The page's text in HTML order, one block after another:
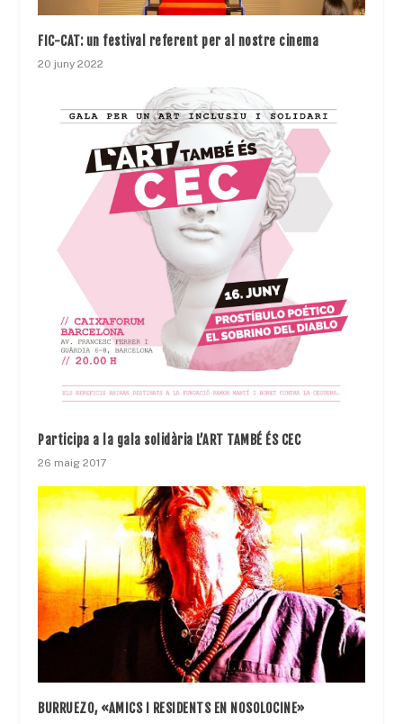
FIC-CAT: un festival referent per al nostre cinema
20 juny 2022
Participa a la gala solidària L’ART TAMBÉ ÉS CEC
26 maig 2017
BURRUEZO, «AMICS I RESIDENTS EN NOSOLOCINE»